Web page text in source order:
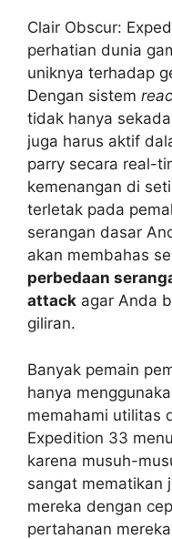
Clair Obscur:
perhatian dunia
uniknya terhadap
Dengan sistem
tidak hanya
juga harus aktif
parry secara real-
kemenangan di
terletak pada
serangan dasar
akan membahas
perbedaan
attack agar Anda
giliran.
Banyak pemain
hanya
memahami utilitas
Expedition 33
karena musuh-
sangat mematikan
mereka dengan
pertahanan